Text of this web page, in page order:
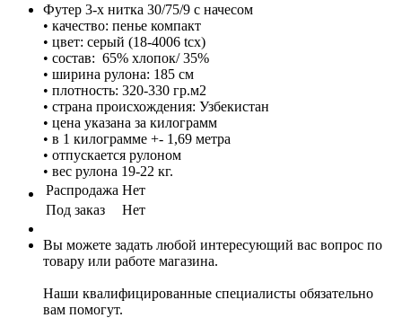
Футер 3-х нитка 30/75/9 с начесом
• качество: пенье компакт
• цвет: серый (18-4006 tcx)
• состав: 65% хлопок/ 35%
• ширина рулона: 185 см
• плотность: 320-330 гр.м2
• страна происхождения: Узбекистан
• цена указана за килограмм
• в 1 килограмме +- 1,69 метра
• отпускается рулоном
• вес рулона 19-22 кг.
Распродажа Нет
Под заказ
Нет
Вы можете задать любой интересующий вас вопрос по
товару или работе магазина.
Наши квалифицированные специалисты обязательно
вам помогут.